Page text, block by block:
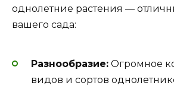
однолетние растения —
вашего сада:
Разнообразие: Огромное
видов и сортов